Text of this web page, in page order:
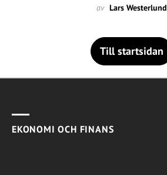
av Lars Westerlund
Till startsidan
EKONOMI OCH FINANS